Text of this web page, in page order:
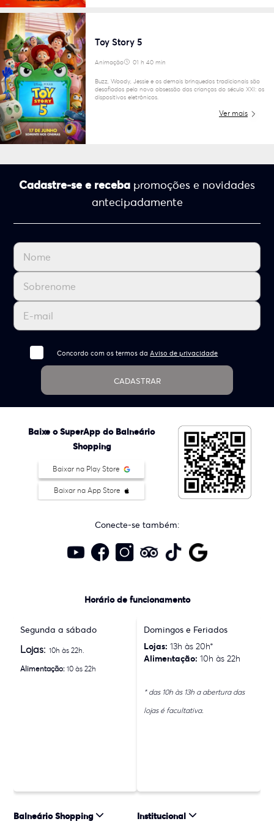
Toy Story 5
Animação 01 h 40 min
Buzz, Woody, Jessie e os demais brinquedos tradicionais são
desafiados pela nova obsessão das crianças do século XXI: os
dispositivos eletrônicos.
Ver mais
Cadastre-se e receba promoções e novidades
antecipadamente
Concordo com os termos daAviso de privacidade
CADASTRAR
Baixe o SuperApp do Balneário
Shopping
Baixar na Play Store
Baixar na App Store
Conecte-se também:
Horário de funcionamento
Segunda a sábado
Lojas:10h às 22h.
Alimentação: 10 às 22h
Domingos e Feriados
Lojas: 13h às 20h*
Alimentação: 10h às 22h
* das 10h às 13h a abertura das
lojas é facultativa.
Balneário Shopping Institucional